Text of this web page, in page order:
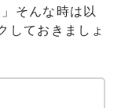
そんな時は以
しておきましょ